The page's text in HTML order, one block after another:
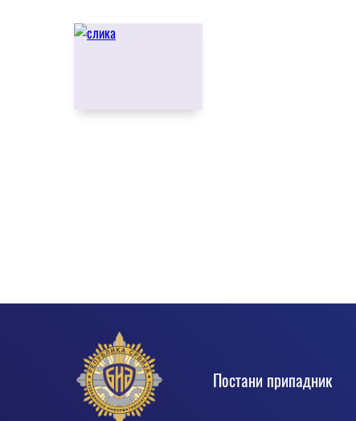
Footer
Постани припадник